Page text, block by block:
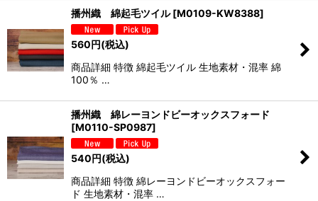
播州織 綿起毛ツイル [M0109-KW8388]
560円(税込)
商品詳細 特徴 綿起毛ツイル 生地素材・混率 綿
100％ …
播州織 綿レーヨンドビーオックスフォード
[M0110-SP0987]
540円(税込)
商品詳細 特徴 綿レーヨンドビーオックスフォー
ド 生地素材・混率 …